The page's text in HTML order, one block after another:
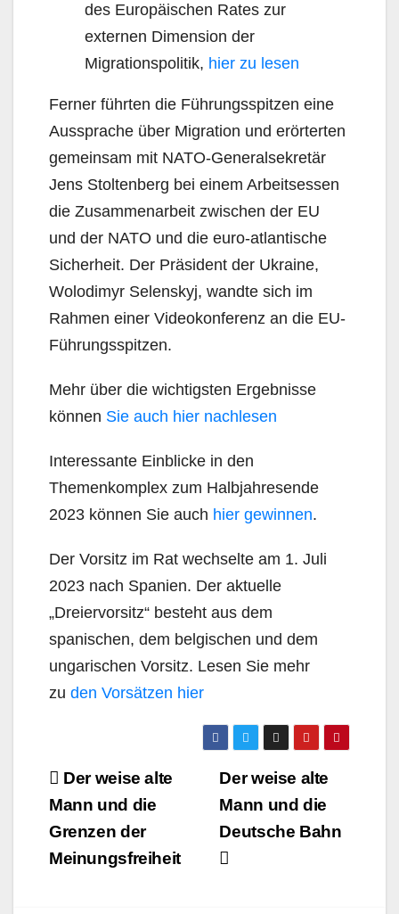
des Europäischen Rates zur
externen Dimension der
Migrationspolitik, hier zu lesen
Ferner führten die Führungsspitzen eine
Aussprache über Migration und erörterten
gemeinsam mit NATO-Generalsekretär
Jens Stoltenberg bei einem Arbeitsessen
die Zusammenarbeit zwischen der EU
und der NATO und die euro-atlantische
Sicherheit. Der Präsident der Ukraine,
Wolodimyr Selenskyj, wandte sich im
Rahmen einer Videokonferenz an die EU-
Führungsspitzen.
Mehr über die wichtigsten Ergebnisse
können Sie auch hier nachlesen
Interessante Einblicke in den
Themenkomplex zum Halbjahresende
2023 können Sie auch hier gewinnen.
Der Vorsitz im Rat wechselte am 1. Juli
2023 nach Spanien. Der aktuelle
„Dreiervorsitz“ besteht aus dem
spanischen, dem belgischen und dem
ungarischen Vorsitz. Lesen Sie mehr
zu den Vorsätzen hier
Beitragsnavigation
Der weise alte
Mann und die
Deutsche Bahn
Der weise alte
Mann und die
Grenzen der
Meinungsfreiheit